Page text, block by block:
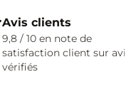
Avis clients
9,8 / 10 en note de
satisfaction client sur avis
vérifiés